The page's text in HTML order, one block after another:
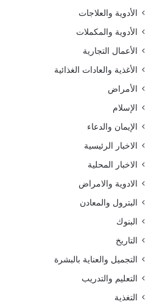
الأدوية والعلاجات
الأدوية والمكملات
الأعمال التجارية
الأغذية والعادات الغذائية
الأمراض
الإسلام
الإيمان والدعاء
الاخبار الرئيسية
الاخبار المحلية
الادوية والامراض
البترول والمعادن
البنوك
التاريخ
التجميل والعناية بالبشرة
التعليم والتدريب
التغذية